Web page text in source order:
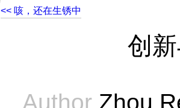
<< 咳，还在生锈中
创新
Author Zhou